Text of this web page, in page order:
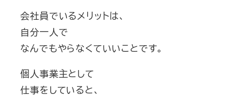
会社員でいるメリットは、
自分一人で
なんでもやらなくていいことです。
個人事業主として
仕事をしていると、